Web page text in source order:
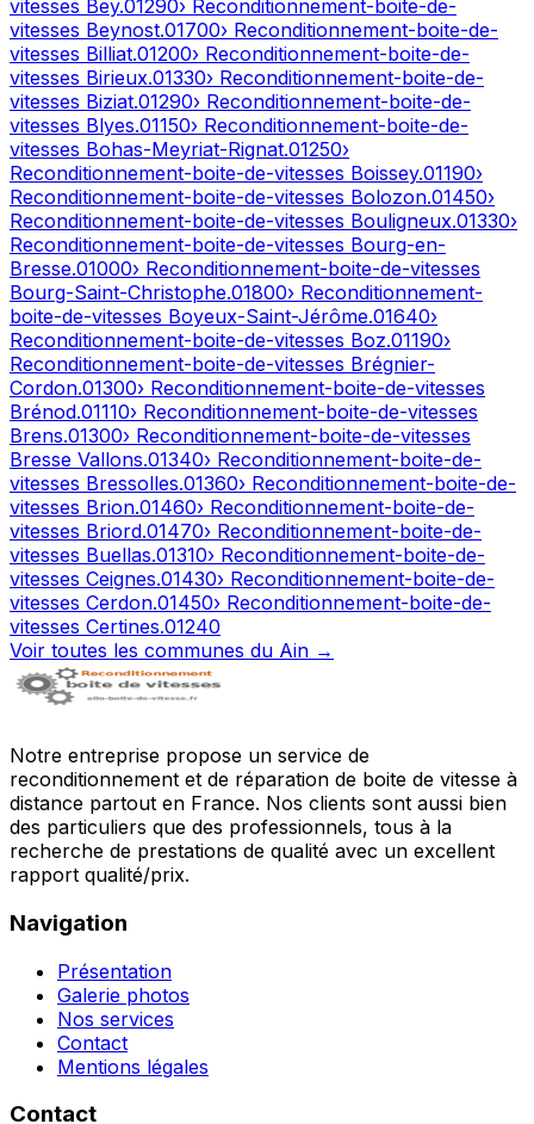
vitesses Bey.01290› Reconditionnement-boite-de-
vitesses Beynost.01700› Reconditionnement-boite-de-
vitesses Billiat.01200› Reconditionnement-boite-de-
vitesses Birieux.01330› Reconditionnement-boite-de-
vitesses Biziat.01290› Reconditionnement-boite-de-
vitesses Blyes.01150› Reconditionnement-boite-de-
vitesses Bohas-Meyriat-Rignat.01250›
Reconditionnement-boite-de-vitesses Boissey.01190›
Reconditionnement-boite-de-vitesses Bolozon.01450›
Reconditionnement-boite-de-vitesses Bouligneux.01330›
Reconditionnement-boite-de-vitesses Bourg-en-
Bresse.01000› Reconditionnement-boite-de-vitesses
Bourg-Saint-Christophe.01800› Reconditionnement-
boite-de-vitesses Boyeux-Saint-Jérôme.01640›
Reconditionnement-boite-de-vitesses Boz.01190›
Reconditionnement-boite-de-vitesses Brégnier-
Cordon.01300› Reconditionnement-boite-de-vitesses
Brénod.01110› Reconditionnement-boite-de-vitesses
Brens.01300› Reconditionnement-boite-de-vitesses
Bresse Vallons.01340› Reconditionnement-boite-de-
vitesses Bressolles.01360› Reconditionnement-boite-de-
vitesses Brion.01460› Reconditionnement-boite-de-
vitesses Briord.01470› Reconditionnement-boite-de-
vitesses Buellas.01310› Reconditionnement-boite-de-
vitesses Ceignes.01430› Reconditionnement-boite-de-
vitesses Cerdon.01450› Reconditionnement-boite-de-
vitesses Certines.01240
Voir toutes les communes du Ain →
Notre entreprise propose un service de
reconditionnement et de réparation de boite de vitesse à
distance partout en France. Nos clients sont aussi bien
des particuliers que des professionnels, tous à la
recherche de prestations de qualité avec un excellent
rapport qualité/prix.
Navigation
Présentation
Galerie photos
Nos services
Contact
Mentions légales
Contact